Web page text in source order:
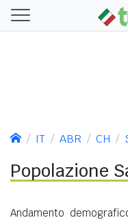
IT ABR CH
Popolazione
Andamento